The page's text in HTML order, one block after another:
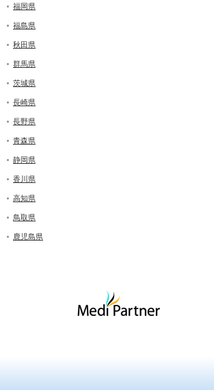
福岡県
福島県
秋田県
群馬県
茨城県
長崎県
長野県
青森県
静岡県
香川県
高知県
鳥取県
鹿児島県